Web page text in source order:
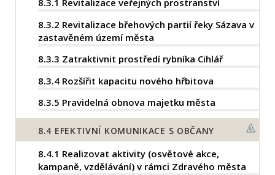
8.3.1 Revitalizace veřejných prostranství
8.3.2 Revitalizace břehových partií řeky Sázava v
zastavěném území města
8.3.3 Zatraktivnit prostředí rybníka Cihlář
8.3.4 Rozšířit kapacitu nového hřbitova
8.3.5 Pravidelná obnova majetku města
8.4 EFEKTIVNÍ KOMUNIKACE S OBČANY
8.4.1 Realizovat aktivity (osvětové akce,
kampaně, vzdělávání) v rámci Zdravého města